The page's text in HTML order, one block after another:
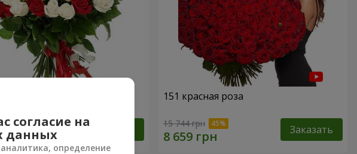
и белая роза 151 красная роза
15 744 грн Заказать
согласие на
данных
определение